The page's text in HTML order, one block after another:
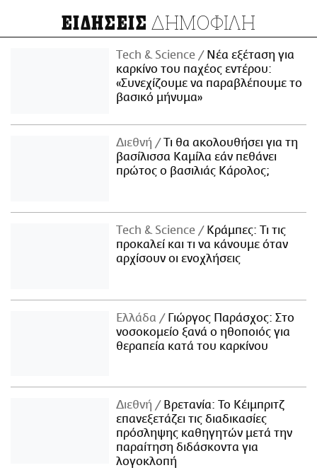
ΕΙΔΗΣΕΙΣ ΔΗΜΟΦΙΛΗ
Τech & Science
Νέα εξέταση για
καρκίνο του παχέος εντέρου:
«Συνεχίζουμε να παραβλέπουμε το
βασικό μήνυμα»
Διεθνή
Τι θα ακολουθήσει για τη
βασίλισσα Καμίλα εάν πεθάνει
πρώτος ο βασιλιάς Κάρολος;
Τech & Science
Κράμπες: Τι τις
προκαλεί και τι να κάνουμε όταν
αρχίσουν οι ενοχλήσεις
Ελλάδα
Γιώργος Παράσχος: Στο
νοσοκομείο ξανά ο ηθοποιός για
θεραπεία κατά του καρκίνου
Διεθνή
Βρετανία: Το Κέιμπριτζ
επανεξετάζει τις διαδικασίες
πρόσληψης καθηγητών μετά την
παραίτηση διδάσκοντα για
λογοκλοπή